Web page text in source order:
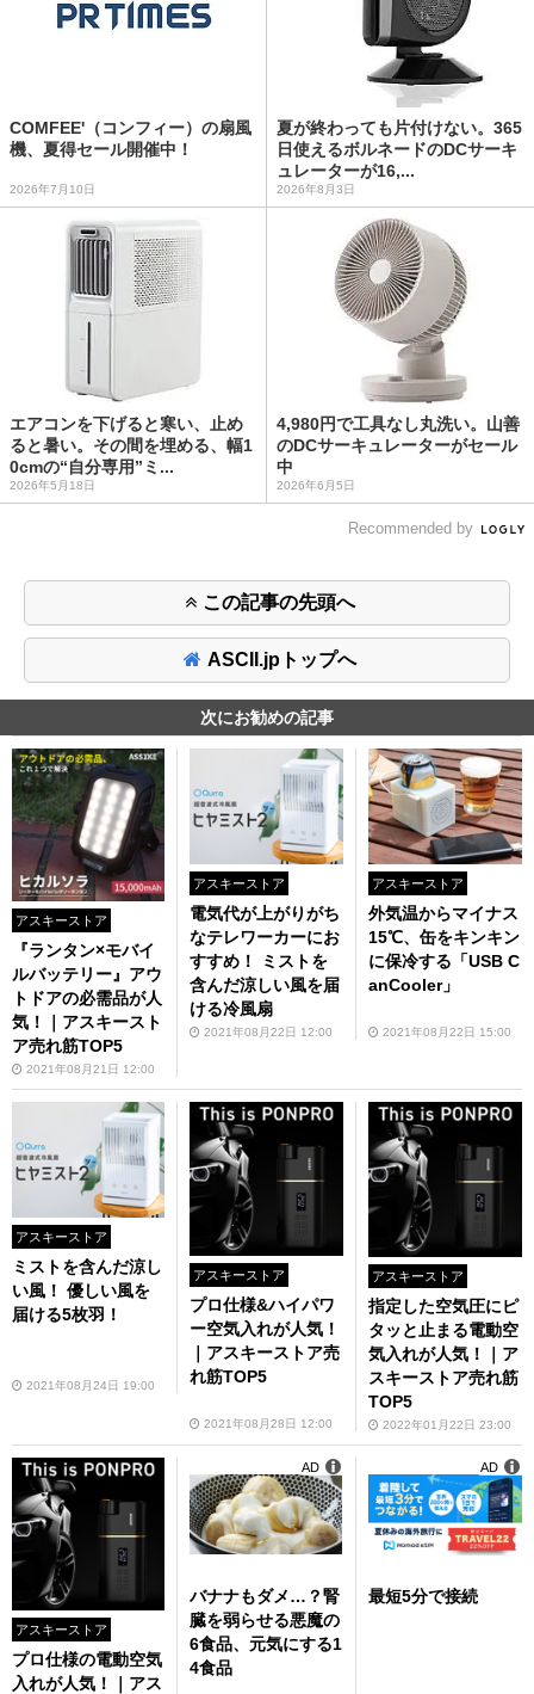
COMFEE'（コンフィー）の扇風
機、夏得セール開催中！
2026年7月10日
夏が終わっても片付けない。365
日使えるボルネードのDCサーキ
ュレーターが16,...
2026年8月3日
エアコンを下げると寒い、止め
ると暑い。その間を埋める、幅1
0cmの“自分専用”ミ...
2026年5月18日
4,980円で工具なし丸洗い。山善
のDCサーキュレーターがセール
中
2026年6月5日
Recommended by
この記事の先頭へ
ASCII.jpトップへ
次にお勧めの記事
アスキーストア
『ランタン×モバイ
ルバッテリー』アウ
トドアの必需品が人
気！｜アスキースト
ア売れ筋TOP5
2021年08月21日 12:00
アスキーストア
電気代が上がりがち
なテレワーカーにお
すすめ！ ミストを
含んだ涼しい風を届
ける冷風扇
2021年08月22日 12:00
アスキーストア
外気温からマイナス
15℃、缶をキンキン
に保冷する「USB C
anCooler」
2021年08月22日 15:00
アスキーストア
ミストを含んだ涼し
い風！ 優しい風を
届ける5枚羽！
2021年08月24日 19:00
アスキーストア
プロ仕様&ハイパワ
ー空気入れが人気！
｜アスキーストア売
れ筋TOP5
2021年08月28日 12:00
アスキーストア
指定した空気圧にピ
タッと止まる電動空
気入れが人気！｜ア
スキーストア売れ筋
TOP5
2022年01月22日 23:00
アスキーストア
プロ仕様の電動空気
入れが人気！｜アス
バナナもダメ…？腎
臓を弱らせる悪魔の
6食品、元気にする1
4食品
AD
最短5分で接続
AD